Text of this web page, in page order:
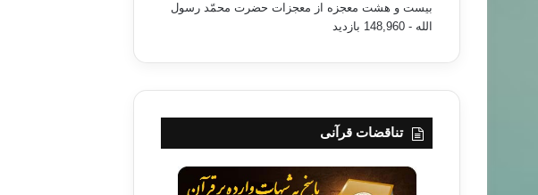
بیست و هشت معجزه از معجزات حضرت محمّد رسول
الله - 148,960 بازدید
تناقضات قرآنی